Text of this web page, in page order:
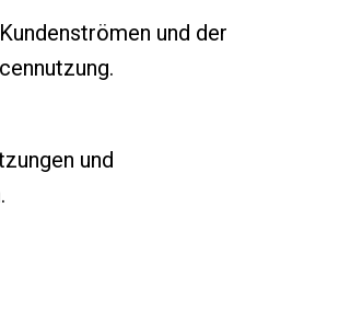
und der
und